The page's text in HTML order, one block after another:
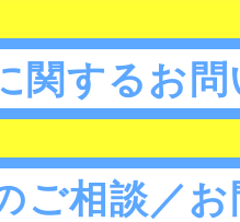
関するお
ご相談／